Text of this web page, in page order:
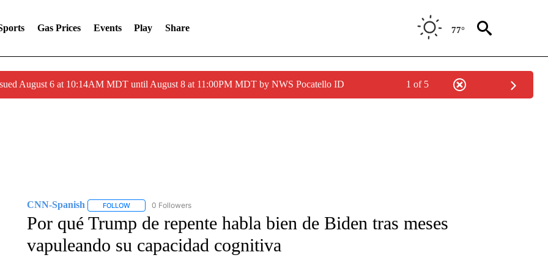
Gas Prices Events Play Share 77°
August 6 at 10:14AM MDT until August 8 at 11:00PM MDT by NWS Pocatello ID 1 of 5
CNN-Spanish FOLLOWFOLLOW "CNN-SPANISH" TO RECEIVE NOTIFICATIONS ABOUT NEW PAGES ON "CNN-SPANISH".
0 Followers
Por qué Trump de repente habla bien de Biden tras meses
vapuleando su capacidad cognitiva